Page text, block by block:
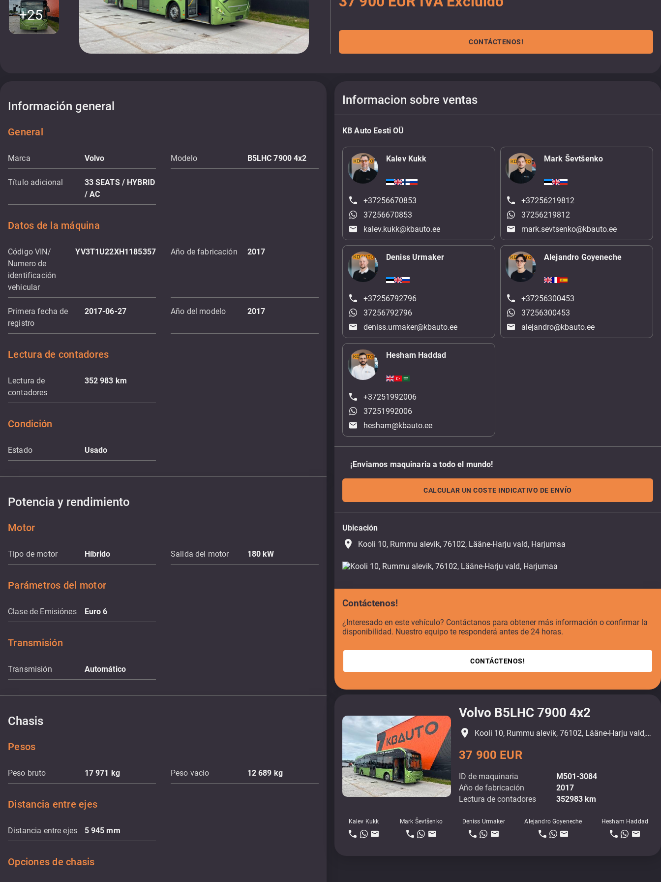
+25
CONTÁCTENOS!
Información general
General
Marca Volvo Modelo B5LHC 7900 4x2
Título adicional
33 SEATS / HYBRID
/ AC
Datos de la máquina
Código VIN/
Numero de
identificación
vehicular
YV3T1U22XH1185357 Año de fabricación 2017
Primera fecha de
registro
2017-06-27 Año del modelo 2017
Lectura de contadores
Lectura de
contadores
352 983 km
Condición
Estado Usado
Potencia y rendimiento
Motor
Tipo de motor Híbrido Salida del motor 180kW
Parámetros del motor
Clase de Emisiónes Euro 6
Transmisión
Transmisión Automático
Chasis
Pesos
Peso bruto 17 971 kg Peso vacio 12 689 kg
Distancia entre ejes
Distancia entre ejes 5 945mm
Opciones de chasis
Informacion sobre ventas
KB Auto Eesti OÜ
Kalev Kukk
+37256670853
37256670853
kalev.kukk@kbauto.ee
Mark Ševtšenko
+37256219812
37256219812
mark.sevtsenko@kbauto.ee
Deniss Urmaker
+37256792796
37256792796
deniss.urmaker@kbauto.ee
Alejandro Goyeneche
+37256300453
37256300453
alejandro@kbauto.ee
Hesham Haddad
+37251992006
37251992006
hesham@kbauto.ee
¡Enviamos maquinaria a todo el mundo!
CALCULAR UN COSTE INDICATIVO DE ENVÍO
Ubicación
place Kooli 10, Rummu alevik, 76102, Lääne-Harju vald, Harjumaa
Contáctenos!
¿Interesado en este vehículo? Contáctanos para obtener más información o confirmar la
disponibilidad. Nuestro equipo te responderá antes de 24 horas.
CONTÁCTENOS!
Volvo B5LHC 7900 4x2
ID de maquinaria
M501-3084
Año de fabricación
2017
Lectura de contadores
352983 km
Kalev Kukk Mark Ševtšenko Deniss Urmaker Alejandro Goyeneche Hesham Haddad
37 900 EUR
place Kooli 10, Rummu alevik, 76102, Lääne-Harju vald, Harjumaa